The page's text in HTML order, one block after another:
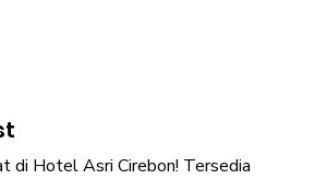
di Hotel Asri Cirebon! Tersedia